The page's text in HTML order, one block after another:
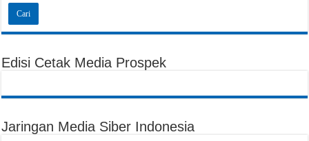
Edisi Cetak Media Prospek
Jaringan Media Siber Indonesia